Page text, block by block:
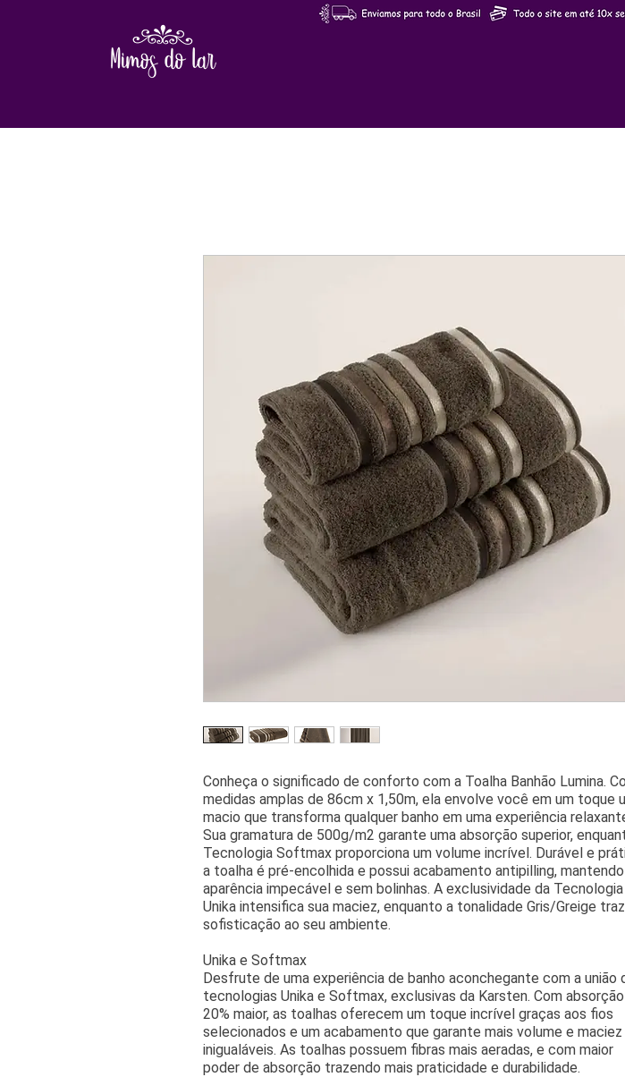
Conheça o significado de conforto com a Toalha Banhão Lumina.
medidas amplas de 86cm x 1,50m, ela envolve você em um toque
macio que transforma qualquer banho em uma experiência
Sua gramatura de 500g/m2 garante uma absorção superior,
Tecnologia Softmax proporciona um volume incrível. Durável e
a toalha é pré-encolhida e possui acabamento antipilling,
aparência impecável e sem bolinhas. A exclusividade da Tecnologia
Unika intensifica sua maciez, enquanto a tonalidade Gris/Greige traz
sofisticação ao seu ambiente.
Unika e Softmax
Desfrute de uma experiência de banho aconchegante com a união
tecnologias Unika e Softmax, exclusivas da Karsten. Com absorção
20% maior, as toalhas oferecem um toque incrível graças aos fios
selecionados e um acabamento que garante mais volume e maciez
inigualáveis. As toalhas possuem fibras mais aeradas, e com maior
poder de absorção trazendo mais praticidade e durabilidade.